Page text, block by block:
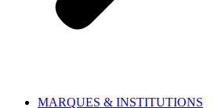
MARQUES & INSTITUTIONS